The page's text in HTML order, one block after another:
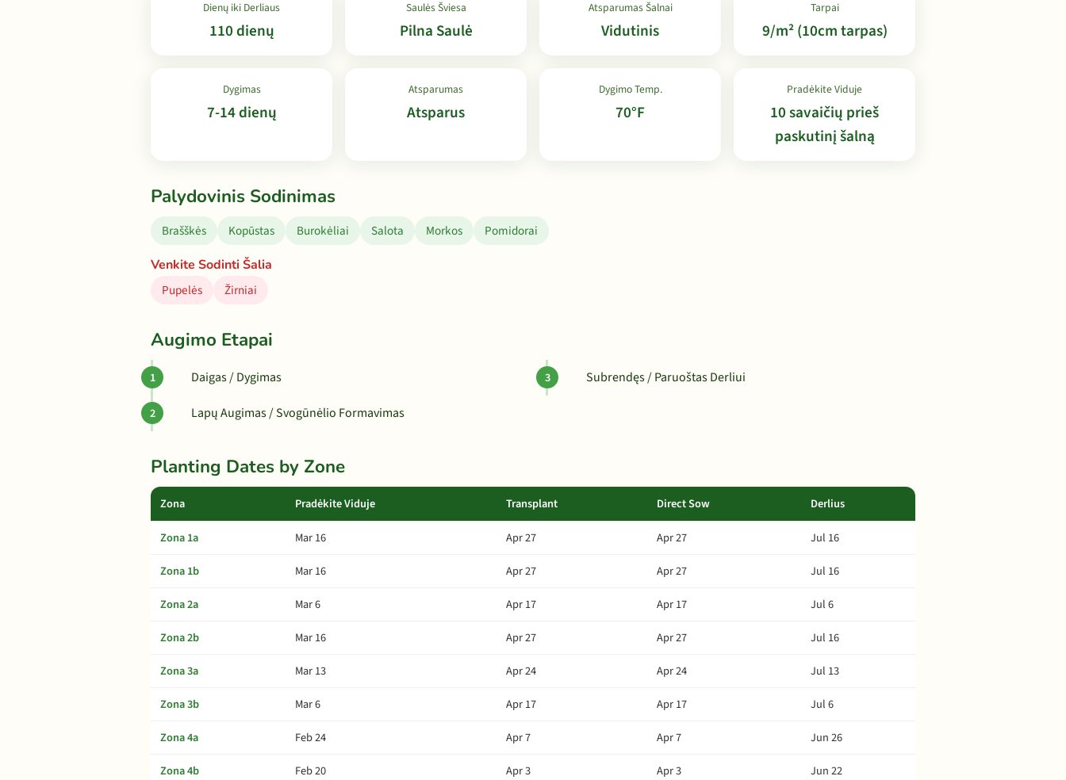
Dienų iki Derliaus
110 dienų
Saulės Šviesa
Pilna Saulė
Atsparumas Šalnai
Vidutinis
Tarpai
9/m² (10cm tarpas)
Dygimas
7-14 dienų
Atsparumas
Atsparus
Dygimo Temp.
70°F
Pradėkite Viduje
10 savaičių prieš
paskutinį šalną
Palydovinis Sodinimas
Brašškės Kopūstas Burokėliai Salota Morkos
Pomidorai
Venkite Sodinti Šalia
Pupelės
Žirniai
Augimo Etapai
Daigas / Dygimas
Lapų Augimas / Svogūnėlio Formavimas
Subrendęs / Paruoštas Derliui
Planting Dates by Zone
Zona Pradėkite Viduje Transplant Direct Sow Derlius
Zona 1a Mar 16 Apr 27 Apr 27
Jul 16
Zona 1b
Mar 16 Apr 27 Apr 27
Jul 16
Zona 2a
Mar 6 Apr 17 Apr 17
Jul 6
Zona 2b
Mar 16 Apr 27 Apr 27
Jul 16
Zona 3a
Mar 13 Apr 24 Apr 24
Jul 13
Zona 3b
Mar 6 Apr 17 Apr 17
Jul 6
Zona 4a
Feb 24 Apr 7 Apr 7
Jun 26
Zona 4b
Feb 20 Apr 3 Apr 3
Jun 22